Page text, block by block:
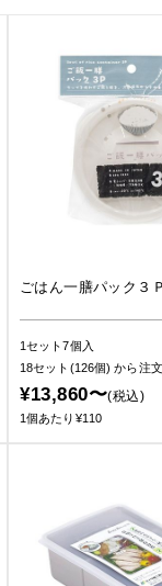
ごはん一膳パック３Ｐ
1セット7個入
18セット(126個)から注
¥13,860〜(税込)
1個あたり¥110